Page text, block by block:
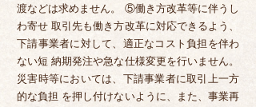
渡などは求めません。 ⑤働き方改革等に伴うし
わ寄せ 取引先も働き方改革に対応できるよう、
下請事業者に対して、適正なコスト負担を伴わ
ない短 納期発注や急な仕様変更を行いません。
災害時等においては、下請事業者に取引上一方
的な負担 を押し付けないように、また、事業再